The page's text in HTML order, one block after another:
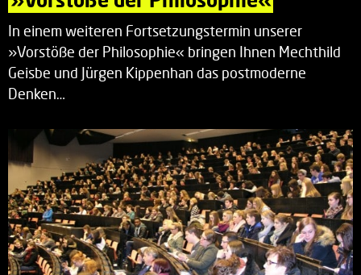
In einem weiteren Fortsetzungstermin unserer
»Vorstöße der Philosophie« bringen Ihnen Mechthild
Geisbe und Jürgen Kippenhan das postmoderne
Denken…